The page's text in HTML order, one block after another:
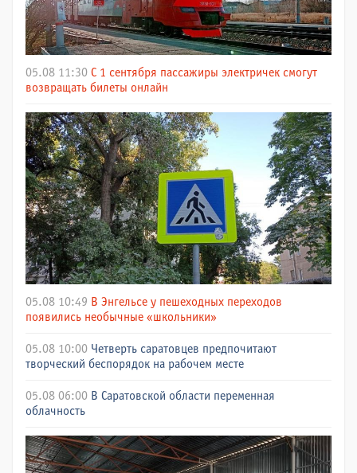
05.08 11:30 С 1 сентября пассажиры электричек смогут
возвращать билеты онлайн
05.08 10:49 В Энгельсе у пешеходных переходов
появились необычные «школьники»
05.08 10:00 Четверть саратовцев предпочитают
творческий беспорядок на рабочем месте
05.08 06:00 В Саратовской области переменная
облачность